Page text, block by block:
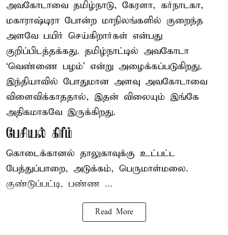
அவகோடாவை தமிழ்நாடு, கேரளா, கர்நாடகா,
மகாராஷ்டிரா போன்ற மாநிலங்களில் குறைந்த
அளவே பயிர் செய்கிறார்கள் என்பது
குறிப்பிடத்தக்கது. தமிழ்நாட்டில் அவகோடா
‘வெண்ணை பழம்’ என்று அழைக்கப்படுகிறது.
இந்தியாவில் போதுமான அளவு அவகோடாவை
விளைவிக்காததால், இதன் விலையும் இங்கே
அதிகமாகவே இருக்கிறது.
பேசியல் கிரீம்
கொடைக்கானல் தாலுகாவுக்கு உட்பட்ட
பேத்துப்பாறை, அடுக்கம், பெருமாள்மலை.
குண்டுப்பட்டி, பண்ண ...
Read More